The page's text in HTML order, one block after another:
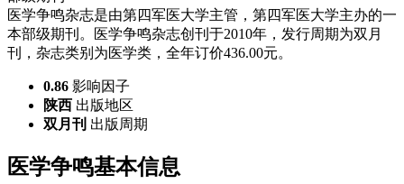
医学争鸣杂志是由第四军医大学主管，第四军医大学主办的一
本部级期刊。医学争鸣杂志创刊于2010年，发行周期为双月
刊，杂志类别为医学类，全年订价436.00元。
0.86 影响因子
陕西 出版地区
双月刊 出版周期
医学争鸣基本信息